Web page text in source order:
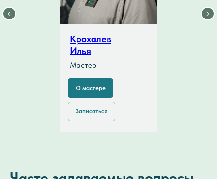
Крохалев
Илья
Мастер
О мастере
Записаться